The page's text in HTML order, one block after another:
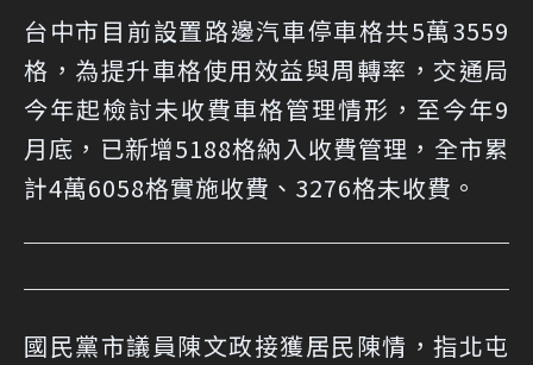
台中市目前設置路邊汽車停車格共5萬3559
格，為提升車格使用效益與周轉率，交通局
今年起檢討未收費車格管理情形，至今年9
月底，已新增5188格納入收費管理，全市累
計4萬6058格實施收費、3276格未收費。
國民黨市議員陳文政接獲居民陳情，指北屯